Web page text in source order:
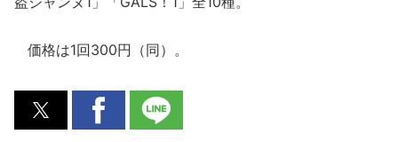
価格は1回300円（同）。